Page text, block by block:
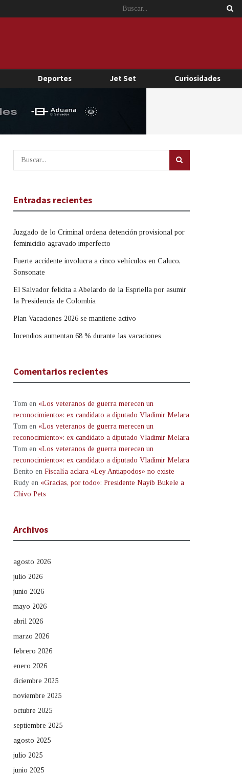
Deportes Jet Set Curiosidades
Entradas recientes
Juzgado de lo Criminal ordena detención provisional por
feminicidio agravado imperfecto
Fuerte accidente involucra a cinco vehículos en Caluco,
Sonsonate
El Salvador felicita a Abelardo de la Espriella por asumir
la Presidencia de Colombia
Plan Vacaciones 2026 se mantiene activo
Incendios aumentan 68 % durante las vacaciones
Comentarios recientes
Tom en «Los veteranos de guerra merecen un
reconocimiento»: ex candidato a diputado Vladimir Melara
Tom en «Los veteranos de guerra merecen un
reconocimiento»: ex candidato a diputado Vladimir Melara
Tom en «Los veteranos de guerra merecen un
reconocimiento»: ex candidato a diputado Vladimir Melara
Benito en Fiscalía aclara «Ley Antiapodos» no existe
Rudy en «Gracias, por todo»: Presidente Nayib Bukele a
Chivo Pets
Archivos
agosto 2026
julio 2026
junio 2026
mayo 2026
abril 2026
marzo 2026
febrero 2026
enero 2026
diciembre 2025
noviembre 2025
octubre 2025
septiembre 2025
agosto 2025
julio 2025
junio 2025